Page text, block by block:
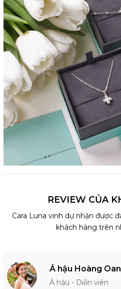
REVIEW CỦA
Cara Luna vinh dự nhận được
khách hàng trên
Á hậu Hoàng
Á hậu - Diễn viên